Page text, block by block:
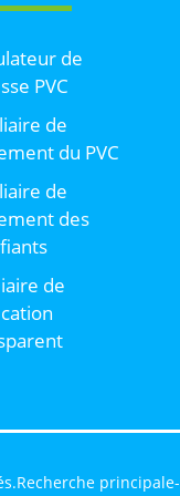
de
PVC
de
du PVC
de
des
de
Recherche principale-